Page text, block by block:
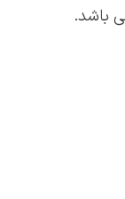
باشد.